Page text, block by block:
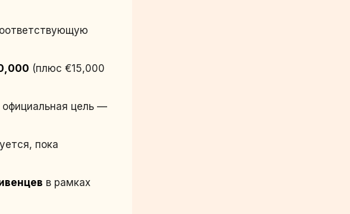
(плюс €15,000
официальная цель —
пока
в рамках